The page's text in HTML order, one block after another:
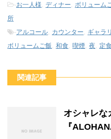
-お一人様 ディナー ボリューム
所
-アルコール カウンター ギャラ
ボリュームご飯 和食 喫煙 夜 定
関連記事
オシャレな
『